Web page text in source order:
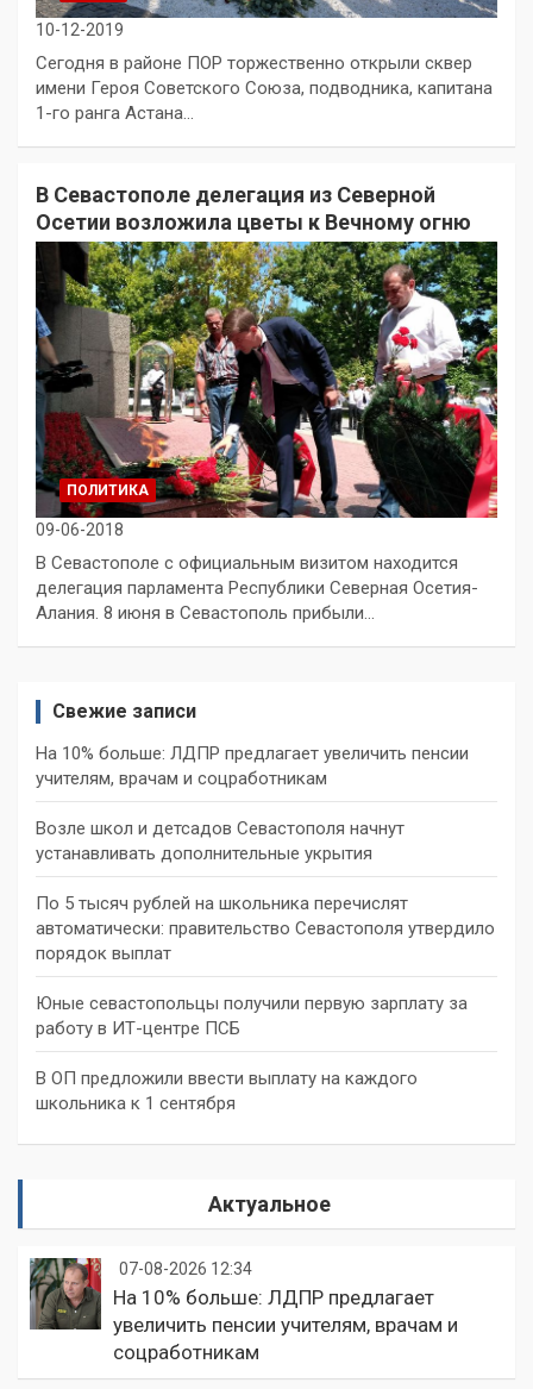
10-12-2019
Сегодня в районе ПОР торжественно открыли сквер
имени Героя Советского Союза, подводника, капитана
1-го ранга Астана…
В Севастополе делегация из Северной
Осетии возложила цветы к Вечному огню
ПОЛИТИКА
09-06-2018
В Севастополе с официальным визитом находится
делегация парламента Республики Северная Осетия-
Алания. 8 июня в Севастополь прибыли…
Свежие записи
На 10% больше: ЛДПР предлагает увеличить пенсии
учителям, врачам и соцработникам
Возле школ и детсадов Севастополя начнут
устанавливать дополнительные укрытия
По 5 тысяч рублей на школьника перечислят
автоматически: правительство Севастополя утвердило
порядок выплат
Юные севастопольцы получили первую зарплату за
работу в ИТ-центре ПСБ
В ОП предложили ввести выплату на каждого
школьника к 1 сентября
Актуальное
07-08-2026 12:34
На 10% больше: ЛДПР предлагает
увеличить пенсии учителям, врачам и
соцработникам